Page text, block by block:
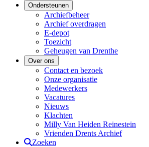
Ondersteunen
Archiefbeheer
Archief overdragen
E-depot
Toezicht
Geheugen van Drenthe
Over ons
Contact en bezoek
Onze organisatie
Medewerkers
Vacatures
Nieuws
Klachten
Milly Van Heiden Reinestein
Vrienden Drents Archief
Zoeken